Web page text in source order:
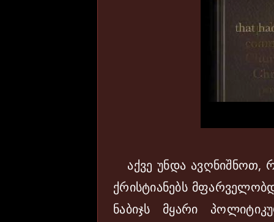
აქვე უნდა ავღნიშნოთ,
ქრისტიანებს
ნაბიჯს მყარი